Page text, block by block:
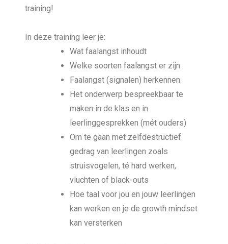
training!
In deze training leer je:
Wat faalangst inhoudt
Welke soorten faalangst er zijn
Faalangst (signalen) herkennen
Het onderwerp bespreekbaar te
maken in de klas en in
leerlinggesprekken (mét ouders)
Om te gaan met zelfdestructief
gedrag van leerlingen zoals
struisvogelen, té hard werken,
vluchten of black-outs
Hoe taal voor jou en jouw leerlingen
kan werken en je de growth mindset
kan versterken